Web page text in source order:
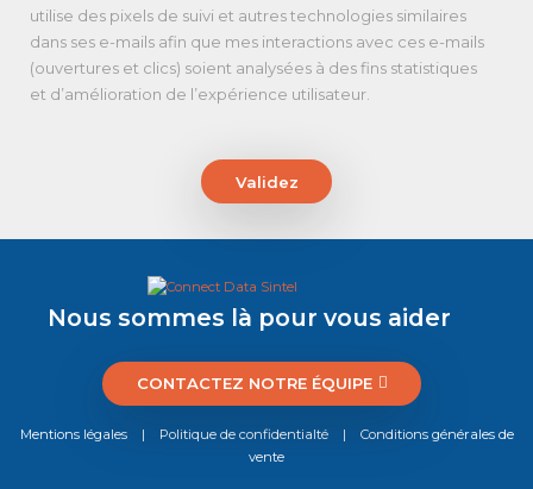
utilise des pixels de suivi et autres technologies similaires
dans ses e-mails afin que mes interactions avec ces e-mails
(ouvertures et clics) soient analysées à des fins statistiques
et d’amélioration de l’expérience utilisateur.
Validez
Nous sommes là pour vous aider
CONTACTEZ NOTRE ÉQUIPE
Mentions légales | Politique de confidentialté |
Conditions générales de
vente